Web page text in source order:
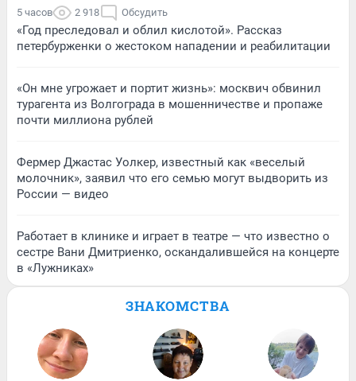
5 часов 2 918 Обсудить
«Год преследовал и облил кислотой». Рассказ
петербурженки о жестоком нападении и реабилитации
«Он мне угрожает и портит жизнь»: москвич обвинил
турагента из Волгограда в мошенничестве и пропаже
почти миллиона рублей
Фермер Джастас Уолкер, известный как «веселый
молочник», заявил что его семью могут выдворить из
России — видео
Работает в клинике и играет в театре — что известно о
сестре Вани Дмитриенко, оскандалившейся на концерте
в «Лужниках»
ЗНАКОМСТВА